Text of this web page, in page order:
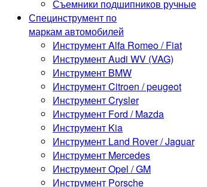
Съемники подшипников ручные
Специнструмент по
маркам автомобилей
Инструмент Alfa Romeo / Fiat
Инструмент Audi WV (VAG)
Инструмент BMW
Инструмент Citroen / peugeot
Инструмент Crysler
Инструмент Ford / Mazda
Инструмент Kia
Инструмент Land Rover / Jaguar
Инструмент Mercedes
Инструмент Opel / GM
Инструмент Porsche